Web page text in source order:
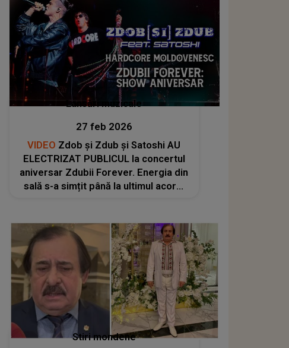
Lansări muzicale
27 feb 2026
VIDEO Zdob și Zdub și Satoshi AU
ELECTRIZAT PUBLICUL la concertul
aniversar Zdubii Forever. Energia din
sală s-a simțit până la ultimul acord:
nebune!"
Stiri mondene